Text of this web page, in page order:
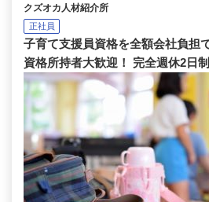
クズオカ人材紹介所
正社員
子育て支援員資格を全額会社負担
資格所持者大歓迎！ 完全週休2日制